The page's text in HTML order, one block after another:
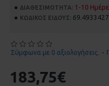
ΔΙΑΘΕΣΙΜΌΤΗΤΑ: 1-10
ΚΩΔΙΚΌΣ ΕΊΔΟΥΣ:
Σύμφωνα με 0 αξιολογήσεις. -
183,75€